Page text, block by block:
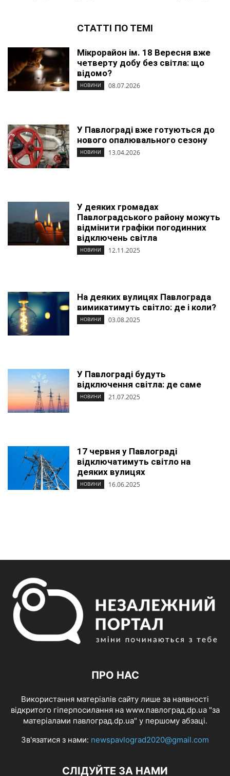
СТАТТІ ПО ТЕМІ
Мікрорайон ім. 18 Вересня вже
четверту добу без світла: що
відомо?
НОВИНИ 08.07.2026
У Павлограді вже готуються до
нового опалювального сезону
НОВИНИ 13.04.2026
У деяких громадах
Павлоградського району можуть
відмінити графіки погодинних
відключень світла
НОВИНИ 12.11.2025
На деяких вулицях Павлограда
вимикатимуть світло: де і коли?
НОВИНИ 03.08.2025
У Павлограді будуть
відключення світла: де саме
НОВИНИ 21.07.2025
17 червня у Павлограді
відключатимуть світло на
деяких вулицях
НОВИНИ 16.06.2025
ПРО НАС
Використання матеріалів сайту лише за наявності
відкритого гіперпосилання на www.павлоград.dp.ua "за
матеріалами павлоград.dp.ua" у першому абзаці.
Зв'язатися з нами: newspavlograd2020@gmail.com
СЛІДУЙТЕ ЗА НАМИ